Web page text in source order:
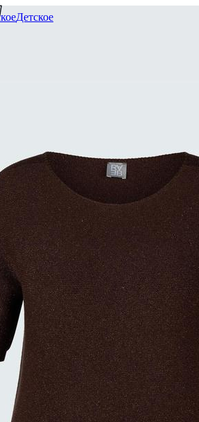
Детское